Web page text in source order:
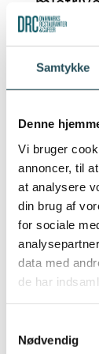
Samtykke
Denne
Vi bruger
annoncer, til
at analysere
din brug af
for sociale
data med
de har
Nødvendig
NECTO:
hvor
at